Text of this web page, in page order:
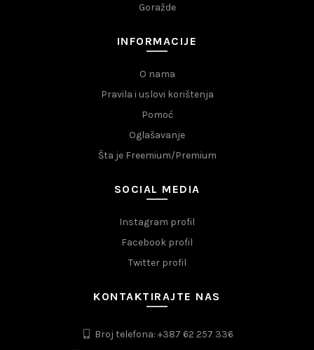
Goražde
INFORMACIJE
O nama
Pravila i uslovi korištenja
Pomoć
Oglašavanje
Šta je Freemium/Premium
SOCIAL MEDIA
Instagram profil
Facebook profil
Twitter profil
KONTAKTIRAJTE NAS
Broj telefona: +387 62 257 336